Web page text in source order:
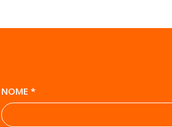
NOME *